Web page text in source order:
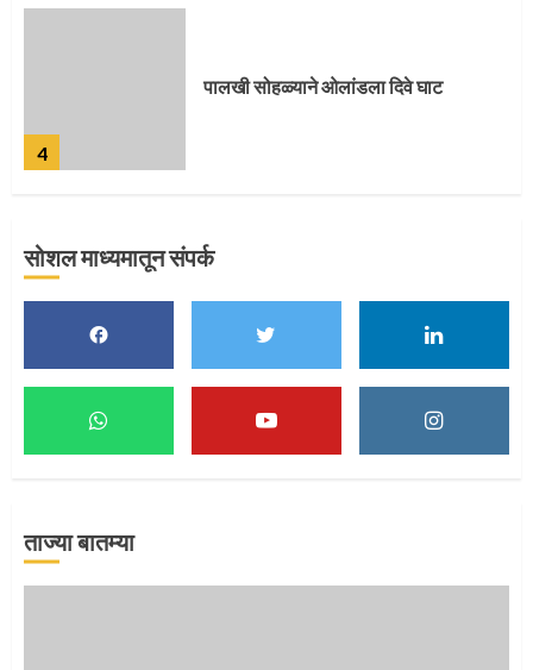
5
पुणेकरांकडून पालख्यांचे उत्साही स्वागत
मुख्यमंत्र्यांच्या हस्ते विठ्ठलाची महापूजा
माऊलींच्या पादुकांना नीरा स्नान
सोशल माध्यमातून संपर्क
ताज्या बातम्या